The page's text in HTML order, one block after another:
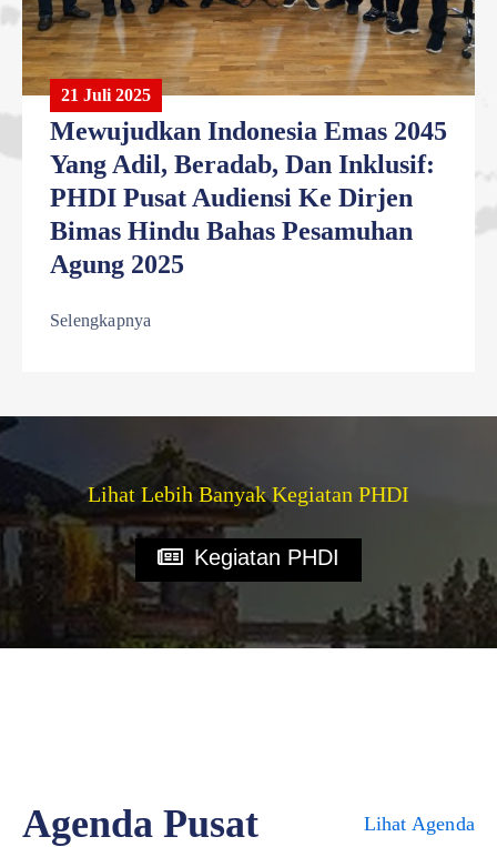
21 Juli 2025
Mewujudkan Indonesia Emas 2045
Yang Adil, Beradab, Dan Inklusif:
PHDI Pusat Audiensi Ke Dirjen
Bimas Hindu Bahas Pesamuhan
Agung 2025
Selengkapnya
Lihat Lebih Banyak Kegiatan PHDI
Kegiatan PHDI
Agenda Pusat Lihat Agenda